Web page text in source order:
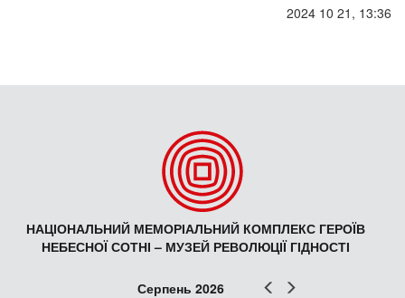
2024 10 21, 13:36
НАЦІОНАЛЬНИЙ МЕМОРІАЛЬНИЙ КОМПЛЕКС ГЕРОЇВ
НЕБЕСНОЇ СОТНІ – МУЗЕЙ РЕВОЛЮЦІЇ ГІДНОСТІ
Попер
Серпень 2026